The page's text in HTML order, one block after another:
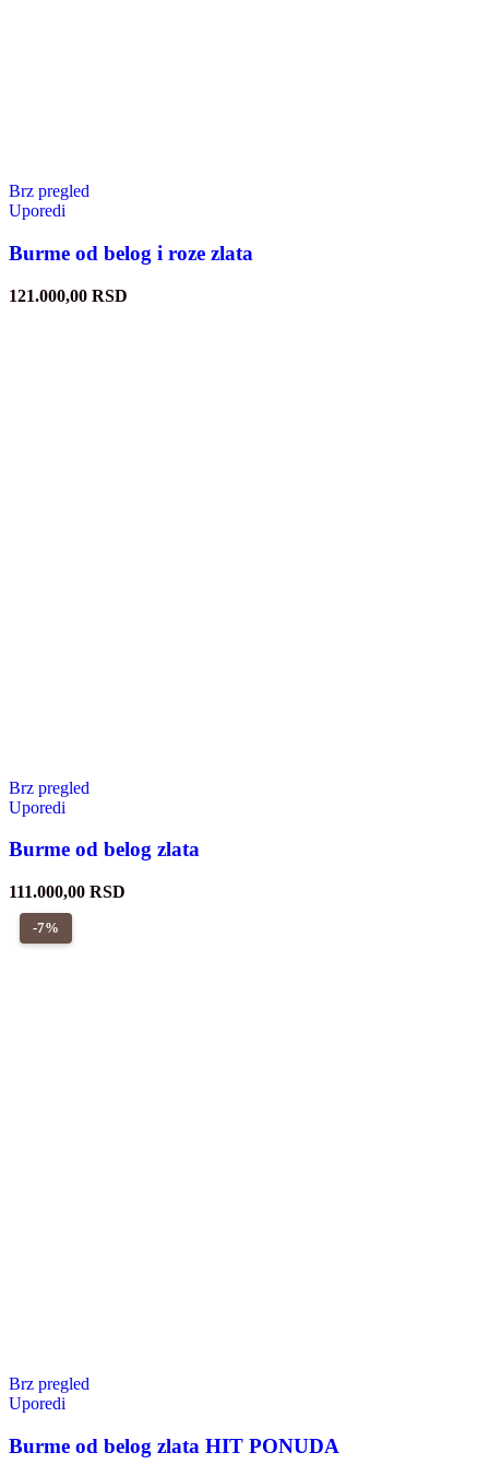
Brz pregled
Uporedi
Burme od belog i roze zlata
121.000,00 RSD
Brz pregled
Uporedi
Burme od belog zlata
111.000,00 RSD
-7%
Brz pregled
Uporedi
Burme od belog zlata HIT PONUDA